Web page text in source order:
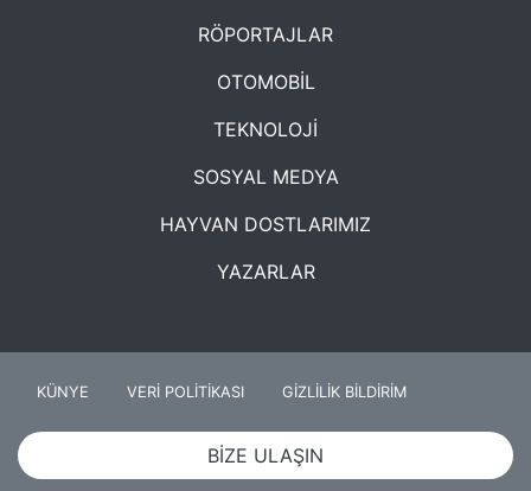
RÖPORTAJLAR
OTOMOBİL
TEKNOLOJİ
SOSYAL MEDYA
HAYVAN DOSTLARIMIZ
YAZARLAR
KÜNYE VERİ POLİTİKASI GİZLİLİK BİLDİRİM
BİZE ULAŞIN